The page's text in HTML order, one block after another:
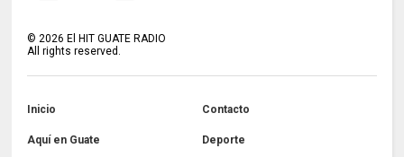
©2026 El HIT GUATE RADIO
All rights reserved.
Inicio Contacto
Aquí en Guate Deporte